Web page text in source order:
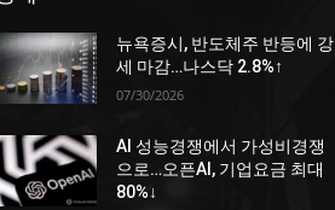
뉴욕증시, 반도체주 반등에 강
세 마감…나스닥 2.8%↑
07/30/2026
AI 성능경쟁에서 가성비경쟁
으로…오픈AI, 기업요금 최대
80%↓